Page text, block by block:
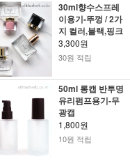
30ml향수스프레
이용기-뚜껑 / 2가
지 컬러,블랙,핑크
3,300원
30원 적립
50ml 롱캡 반투명
유리펌프용기-무
광캡
1,800원
10원 적립